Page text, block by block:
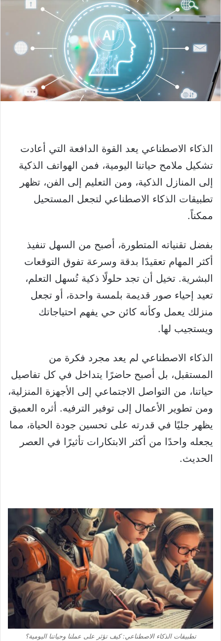
الذكاء الاصطناعي يعد القوة الدافعة التي أعادت
تشكيل ملامح حياتنا اليومية، فمن الهواتف الذكية
إلى المنازل الذكية، ومن التعليم إلى الفن، تظهر
تطبيقات الذكاء الاصطناعي لتجعل المستحيل
ممكناً.
بفضل تقنياته المتطورة، أصبح من السهل تنفيذ
أكثر المهام تعقيدًا بدقة وسرعة تفوق التوقعات
البشرية. تخيل أن تجد حلولًا ذكية تُسهل التعلم،
تعيد إحياء صور قديمة بلمسة واحدة، أو تجعل
منزلك يعمل وكأنه كائن حي يفهم احتياجاتك
ويستجيب لها.
الذكاء الاصطناعي لم يعد مجرد فكرة من
المستقبل، بل أصبح حاضرًا يتداخل في كل تفاصيل
حياتنا، من التواصل الاجتماعي إلى الأجهزة المنزلية،
ومن تطوير الأعمال إلى توفير الترفيه. أثره العميق
يظهر جليًا في قدرته على تحسين جودة الحياة، مما
يجعله واحدًا من أكثر الابتكارات تأثيرًا في العصر
الحديث.
تطبيقات الذكاء الاصطناعي: كيف تؤثر على عملنا وحياتنا اليومية؟